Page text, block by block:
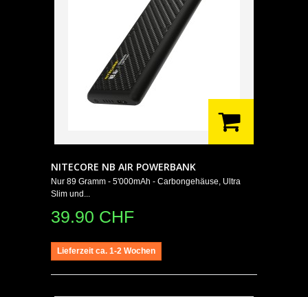
NITECORE NB AIR POWERBANK
Nur 89 Gramm - 5'000mAh - Carbongehäuse, Ultra
Slim und...
39.90 CHF
Lieferzeit ca. 1-2 Wochen